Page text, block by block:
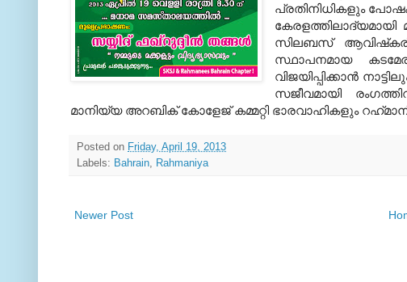
പ്രതിനിധികളും
സിലബസ്‌
സ്ഥാപനമായ
വിജയിപ്പിക്കാന്‍
സജീവമായി
മാനിയ്യ അറബിക്‌ കോളേജ്‌ കമ്മറ്റി ഭാരവാഹികളും
Posted on Friday, April 19, 2013
Labels: Bahrain Rahmaniya
Newer Post